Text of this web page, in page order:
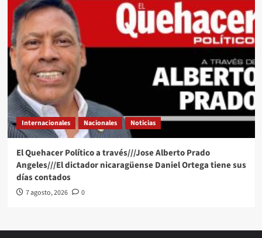
Internacionales Nacionales Noticias
El Quehacer Político a través///Jose Alberto Prado
Angeles///El dictador nicaragüense Daniel Ortega tiene sus
días contados
7 agosto, 2026 0